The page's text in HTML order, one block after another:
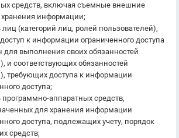
средств, включая съемные внешние
хранения информации;
лиц (категорий лиц, ролей пользователей),
к информации ограниченного доступа
для выполнения своих обязанностей
и соответствующих обязанностей
требующих доступа к информации
доступа;
программно-аппаратных средств,
для хранения информации
доступа, подлежащих учету, порядок
средств;